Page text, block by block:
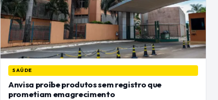
SAÚDE
Anvisa proíbe produtos sem registro que
prometiam emagrecimento